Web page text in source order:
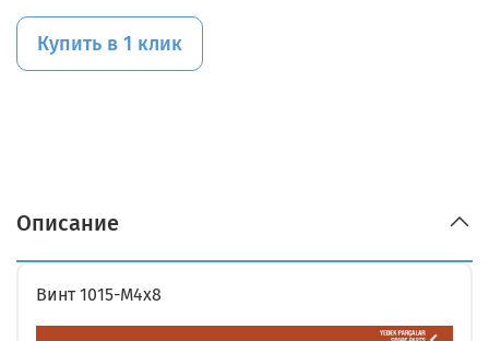
Купить в 1 клик
Описание
Винт 1015-М4х8